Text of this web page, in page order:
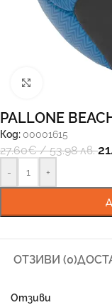
PALLONE
Код: 00001615
27.60€/ 53.98 лв.
- +
ОТЗИВИ (0)
Отзиви